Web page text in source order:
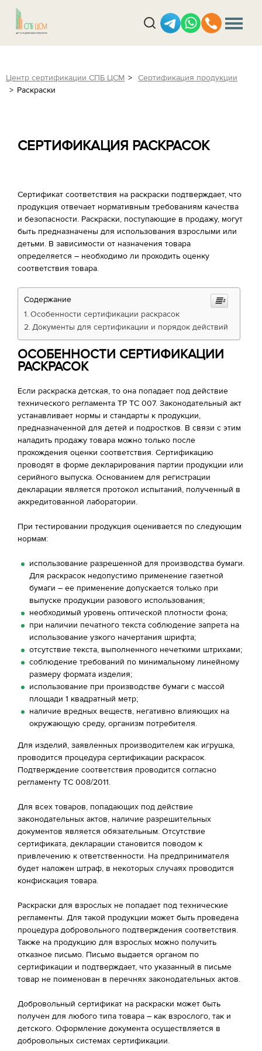
Центр сертификации СПБ ЦСМ
Сертификация продукции
Раскраски
СЕРТИФИКАЦИЯ РАСКРАСОК
Сертификат соответствия на раскраски подтверждает, что
продукция отвечает нормативным требованиям качества
и безопасности. Раскраски, поступающие в продажу, могут
быть предназначены для использования взрослыми или
детьми. В зависимости от назначения товара
определяется – необходимо ли проходить оценку
соответствия товара.
Содержание
Особенности сертификации раскрасок
Документы для сертификации и порядок действий
ОСОБЕННОСТИ СЕРТИФИКАЦИИ
РАСКРАСОК
Если раскраска детская, то она попадает под действие
технического регламента ТР ТС 007. Законодательный акт
устанавливает нормы и стандарты к продукции,
предназначенной для детей и подростков. В связи с этим
наладить продажу товара можно только после
прохождения оценки соответствия. Сертификацию
проводят в форме декларирования партии продукции или
серийного выпуска. Основанием для регистрации
декларации является протокол испытаний, полученный в
аккредитованной лаборатории.
При тестировании продукция оценивается по следующим
нормам:
использование разрешенной для производства бумаги.
Для раскрасок недопустимо применение газетной
бумаги – ее применение допускается только при
выпуске продукции разового использования;
необходимый уровень оптической плотности фона;
при наличии печатного текста соблюдение запрета на
использование узкого начертания шрифта;
отсутствие текста, выполненного нечеткими штрихами;
соблюдение требований по минимальному линейному
размеру формата изделия;
использование при производстве бумаги с массой
площади 1 квадратный метр;
наличие вредных веществ, негативно влияющих на
окружающую среду, организм потребителя.
Для изделий, заявленных производителем как игрушка,
проводится процедура сертификации раскрасок.
Подтверждение соответствия проводится согласно
регламенту ТС 008/2011.
Для всех товаров, попадающих под действие
законодательных актов, наличие разрешительных
документов является обязательным. Отсутствие
сертификата, декларации становится поводом к
привлечению к ответственности. На предпринимателя
будет наложен штраф, в некоторых случаях проводится
конфискация товара.
Раскраски для взрослых не попадает под технические
регламенты. Для такой продукции может быть проведена
процедура добровольного подтверждения соответствия.
Также на продукцию для взрослых можно получить
отказное письмо. Письмо выдается органом по
сертификации и подтверждает, что указанный в письме
товар не поименован в перечнях законодательных актов.
Добровольный сертификат на раскраски может быть
получен для любого типа товара – как взрослого, так и
детского. Оформление документа осуществляется в
добровольных системах сертификации.